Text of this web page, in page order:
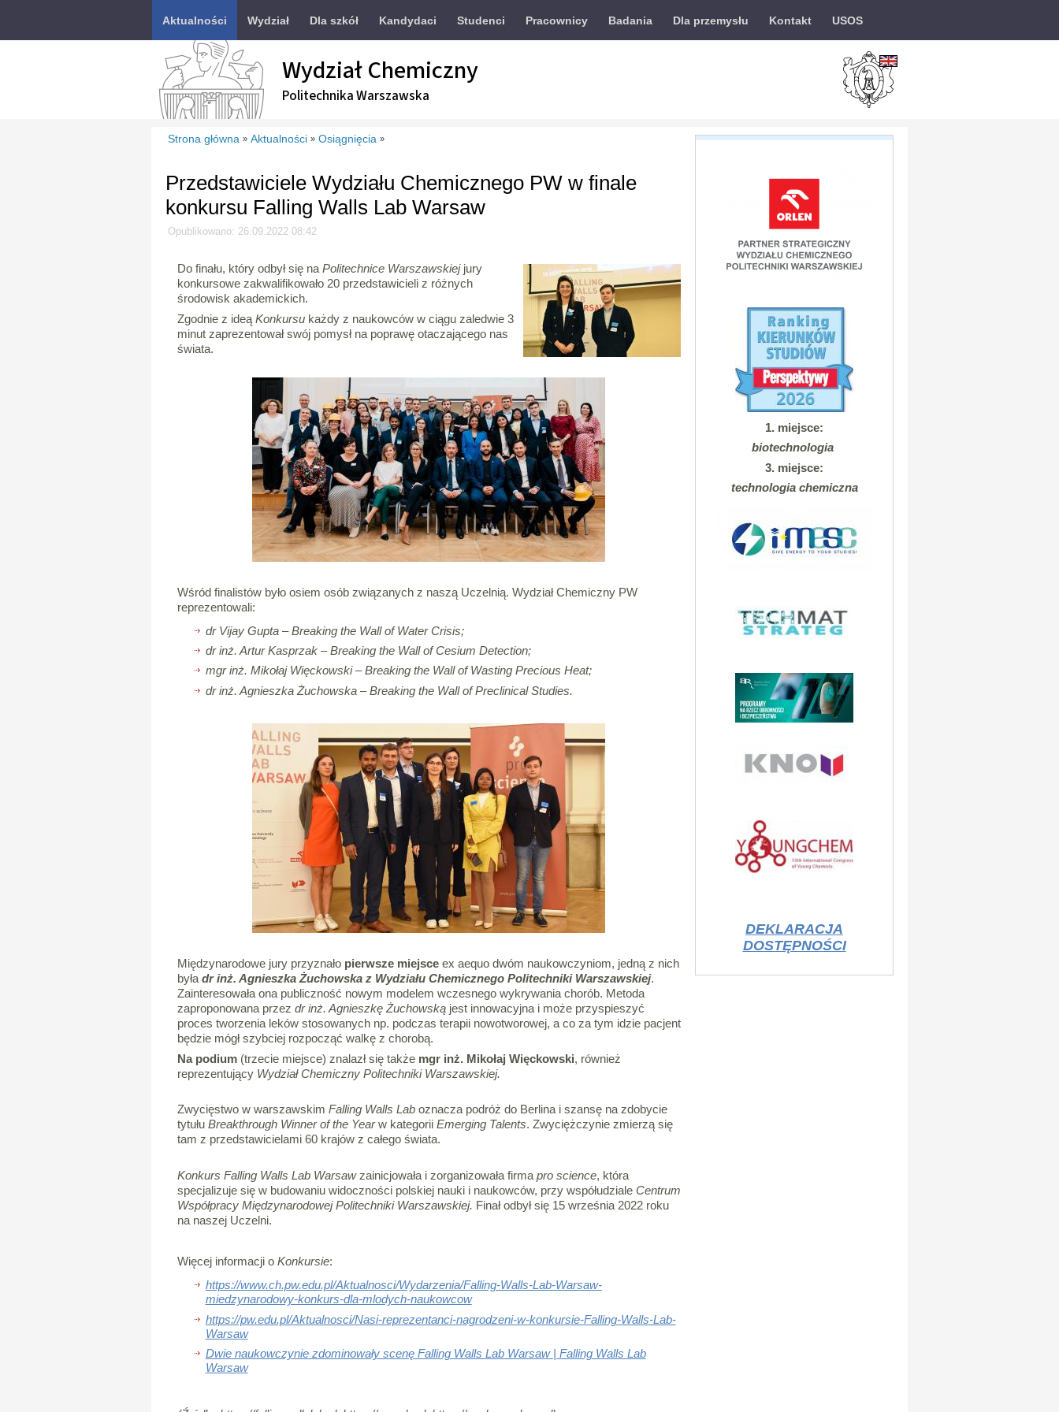
Aktualności Wydział Dla szkół Kandydaci Studenci Pracownicy Badania Dla przemysłu Kontakt USOS
Wydział Chemiczny
Politechnika Warszawska
Strona główna » Aktualności » Osiągnięcia »
Przedstawiciele Wydziału Chemicznego PW w finale
konkursu Falling Walls Lab Warsaw
Opublikowano: 26.09.2022 08:42
Do finału, który odbył się na Politechnice Warszawskiejjury
konkursowe zakwalifikowało 20 przedstawicieli z różnych
środowisk akademickich.
Zgodnie z ideą Konkursukażdy z naukowców w ciągu zaledwie 3
minut zaprezentował swój pomysł na poprawę otaczającego nas
świata.
Wśród finalistów było osiem osób związanych z naszą Uczelnią. Wydział Chemiczny PW
reprezentowali:
dr Vijay Gupta – Breaking the Wall of Water Crisis;
dr inż. Artur Kasprzak – Breaking the Wall of Cesium Detection;
mgr inż. Mikołaj Więckowski – Breaking the Wall of Wasting Precious Heat;
dr inż. Agnieszka Żuchowska – Breaking the Wall of Preclinical Studies.
Międzynarodowe jury przyznało pierwsze miejsceex aequo dwóm naukowczyniom, jedną z nich
była dr inż. Agnieszka Żuchowska z Wydziału Chemicznego Politechniki Warszawskiej.
Zainteresowała ona publiczność nowym modelem wczesnego wykrywania chorób. Metoda
zaproponowana przez dr inż. Agnieszkę Żuchowskąjest innowacyjna i może przyspieszyć
proces tworzenia leków stosowanych np. podczas terapii nowotworowej, a co za tym idzie pacjent
będzie mógł szybciej rozpocząć walkę z chorobą.
Na podium (trzecie miejsce) znalazł się także mgr inż. Mikołaj Więckowski, również
reprezentujący Wydział Chemiczny Politechniki Warszawskiej.
Zwycięstwo w warszawskim Falling Walls Laboznacza podróż do Berlina i szansę na zdobycie
tytułu Breakthrough Winner of the Yearw kategorii Emerging Talents. Zwyciężczynie zmierzą się
tam z przedstawicielami 60 krajów z całego świata.
Konkurs Falling Walls Lab Warsawzainicjowała i zorganizowała firma pro science, która
specjalizuje się w budowaniu widoczności polskiej nauki i naukowców, przy współudziale Centrum
Współpracy Międzynarodowej Politechniki Warszawskiej. Finał odbył się 15 września 2022 roku
na naszej Uczelni.
Więcej informacji o Konkursie:
https://www.ch.pw.edu.pl/Aktualnosci/Wydarzenia/Falling-Walls-Lab-Warsaw-
miedzynarodowy-konkurs-dla-mlodych-naukowcow
https://pw.edu.pl/Aktualnosci/Nasi-reprezentanci-nagrodzeni-w-konkursie-Falling-Walls-Lab-
Warsaw
Dwie naukowczynie zdominowały scenę Falling Walls Lab Warsaw | Falling Walls Lab
Warsaw
1. miejsce:
biotechnologia
3. miejsce:
technologia chemiczna
DEKLARACJA
DOSTĘPNOŚCI